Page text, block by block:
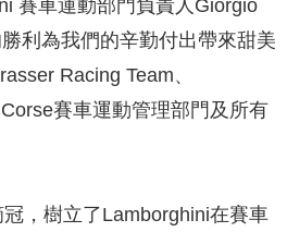
賽車運動部門負責人Giorgio
利為我們的辛勤付出帶來甜美
Racing Team、
賽車運動管理部門及所有
，樹立了Lamborghini在賽車